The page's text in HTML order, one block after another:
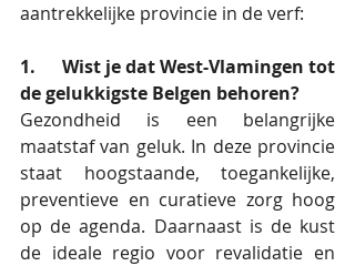
aantrekkelijke provincie in de verf:
1.      Wist je dat West-Vlamingen tot
de gelukkigste Belgen behoren?
Gezondheid is een belangrijke
maatstaf van geluk. In deze provincie
staat hoogstaande, toegankelijke,
preventieve en curatieve zorg hoog
op de agenda. Daarnaast is de kust
de ideale regio voor revalidatie en